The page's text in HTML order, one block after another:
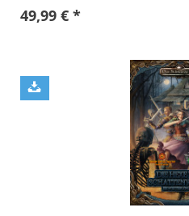
49,99 € *